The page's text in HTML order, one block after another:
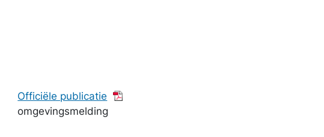
Officiële publicatie
omgevingsmelding